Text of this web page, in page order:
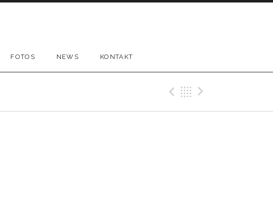
FOTOS NEWS KONTAKT
Previous Gig
Back